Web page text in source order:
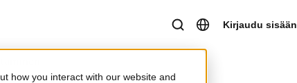
how you interact with our website and
Kirjaudu sisään